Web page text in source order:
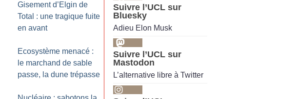
Gisement d’Elgin de
Total : une tragique fuite
en avant
Ecosystème menacé :
le marchand de sable
passe, la dune trépasse
Suivre l’UCL sur
Bluesky
Adieu Elon Musk
Suivre l’UCL sur
Mastodon
L’alternative libre à Twitter